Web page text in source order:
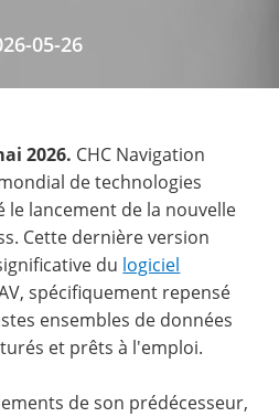
05-26
2026. CHC Navigation
de technologies
le lancement de la nouvelle
Cette dernière version
du logiciel
spécifiquement repensé
ensembles de données
et prêts à l'emploi.
de son prédécesseur,